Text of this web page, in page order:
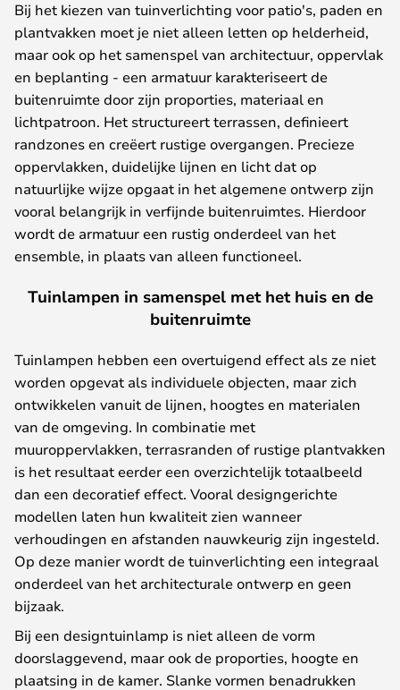
Bij het kiezen van tuinverlichting voor patio's, paden en
plantvakken moet je niet alleen letten op helderheid,
maar ook op het samenspel van architectuur, oppervlak
en beplanting - een armatuur karakteriseert de
buitenruimte door zijn proporties, materiaal en
lichtpatroon. Het structureert terrassen, definieert
randzones en creëert rustige overgangen. Precieze
oppervlakken, duidelijke lijnen en licht dat op
natuurlijke wijze opgaat in het algemene ontwerp zijn
vooral belangrijk in verfijnde buitenruimtes. Hierdoor
wordt de armatuur een rustig onderdeel van het
ensemble, in plaats van alleen functioneel.
Tuinlampen in samenspel met het huis en de
buitenruimte
Tuinlampen hebben een overtuigend effect als ze niet
worden opgevat als individuele objecten, maar zich
ontwikkelen vanuit de lijnen, hoogtes en materialen
van de omgeving. In combinatie met
muuroppervlakken, terrasranden of rustige plantvakken
is het resultaat eerder een overzichtelijk totaalbeeld
dan een decoratief effect. Vooral designgerichte
modellen laten hun kwaliteit zien wanneer
verhoudingen en afstanden nauwkeurig zijn ingesteld.
Op deze manier wordt de tuinverlichting een integraal
onderdeel van het architecturale ontwerp en geen
bijzaak.
Bij een designtuinlamp is niet alleen de vorm
doorslaggevend, maar ook de proporties, hoogte en
plaatsing in de kamer. Slanke vormen benadrukken